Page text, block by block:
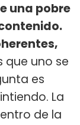
una pobre
que uno se
es
La
de la